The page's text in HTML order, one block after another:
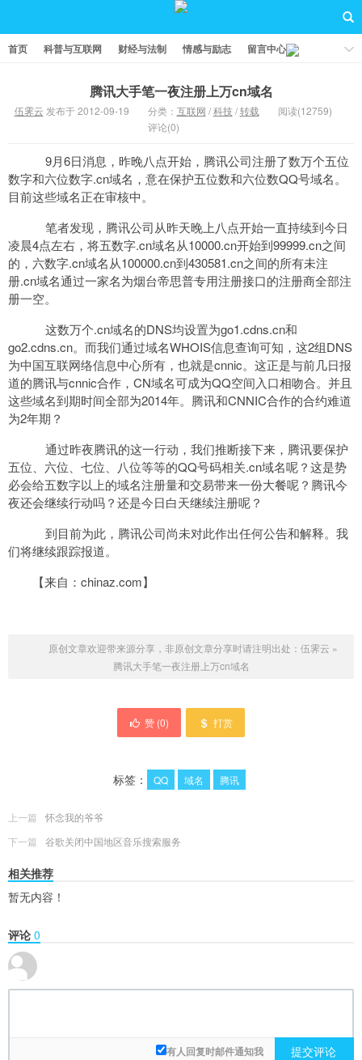
首页 科普与互联网 财经与法制 情感与励志 留言中心
腾讯大手笔一夜注册上万cn域名
伍霁云 发布于 2012-09-19 分类： 互联网 /科技/转载
阅读(12759)
评论(0)
9月6日消息，昨晚八点开始，腾讯公司注册了数万个五位
数字和六位数字.cn域名，意在保护五位数和六位数QQ号域名。
目前这些域名正在审核中。
笔者发现，腾讯公司从昨天晚上八点开始一直持续到今日
凌晨4点左右，将五数字.cn域名从10000.cn开始到99999.cn之间
的，六数字.cn域名从100000.cn到430581.cn之间的所有未注
册.cn域名通过一家名为烟台帝思普专用注册接口的注册商全部注
册一空。
这数万个.cn域名的DNS均设置为go1.cdns.cn和
go2.cdns.cn。而我们通过域名WHOIS信息查询可知，这2组DNS
为中国互联网络信息中心所有，也就是cnnic。这正是与前几日报
道的腾讯与cnnic合作，CN域名可成为QQ空间入口相吻合。并且
这些域名到期时间全部为2014年。腾讯和CNNIC合作的合约难道
为2年期？
通过昨夜腾讯的这一行动，我们推断接下来，腾讯要保护
五位、六位、七位、八位等等的QQ号码相关.cn域名呢？这是势
必会给五数字以上的域名注册量和交易带来一份大餐呢？腾讯今
夜还会继续行动吗？还是今日白天继续注册呢？
到目前为此，腾讯公司尚未对此作出任何公告和解释。我
们将继续跟踪报道。
【来自：chinaz.com】
原创文章欢迎带来源分享，非原创文章分享时请注明出处： 伍霁云 »
腾讯大手笔一夜注册上万cn域名
赞 (0) 打赏
标签： QQ 域名 腾讯
上一篇
怀念我的爷爷
下一篇
谷歌关闭中国地区音乐搜索服务
相关推荐
暂无内容！
评论 0
有人回复时邮件通知我 提交评论